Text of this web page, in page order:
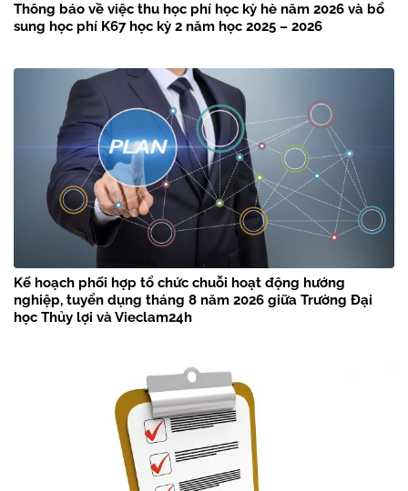
Thông báo về việc thu học phí học kỳ hè năm 2026 và bổ
sung học phí K67 học kỳ 2 năm học 2025 – 2026
Kế hoạch phối hợp tổ chức chuỗi hoạt động hướng
nghiệp, tuyển dụng tháng 8 năm 2026 giữa Trường Đại
học Thủy lợi và Vieclam24h